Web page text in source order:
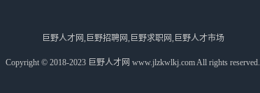
巨野人才网,巨野招聘网,巨野求职网,巨野人才市场
Copyright © 2018-2023 巨野人才网 www.jlzkwlkj.com All rights reserved.